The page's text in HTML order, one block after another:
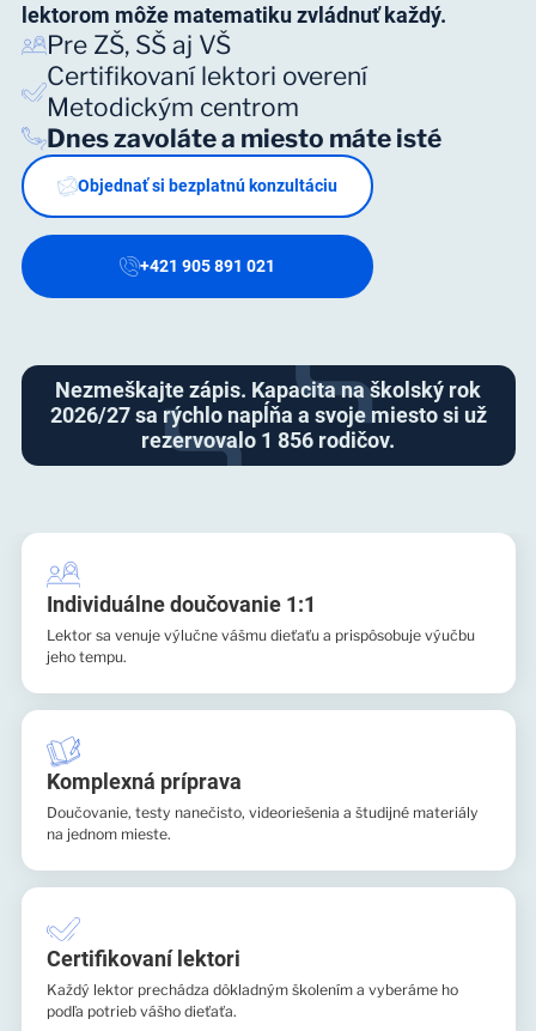
lektorom môže matematiku zvládnuť každý.
Pre ZŠ, SŠ aj VŠ
Certifikovaní lektori overení
Metodickým centrom
Dnes zavoláte a miesto máte isté
Objednať si bezplatnú konzultáciu
+421 905 891 021
Nezmeškajte zápis. Kapacita na školský rok
2026/27 sa rýchlo napĺňa a svoje miesto si už
rezervovalo 1 856 rodičov.
Individuálne doučovanie 1:1
Lektor sa venuje výlučne vášmu dieťaťu a prispôsobuje výučbu
jeho tempu.
Komplexná príprava
Doučovanie, testy nanečisto, videoriešenia a študijné materiály
na jednom mieste.
Certifikovaní lektori
Každý lektor prechádza dôkladným školením a vyberáme ho
podľa potrieb vášho dieťaťa.